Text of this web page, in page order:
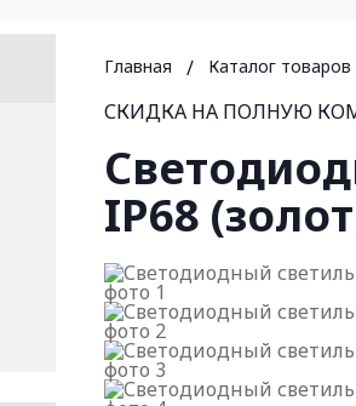
Главная / Каталог товаров
СКИДКА НА ПОЛНУЮ
IP68